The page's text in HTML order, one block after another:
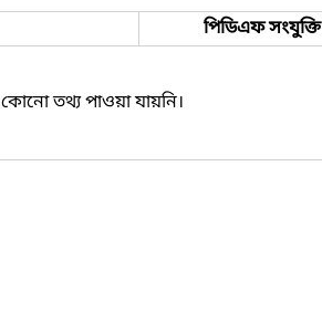
পিডিএফ সংযুক্তি
কোনো তথ্য পাওয়া যায়নি।